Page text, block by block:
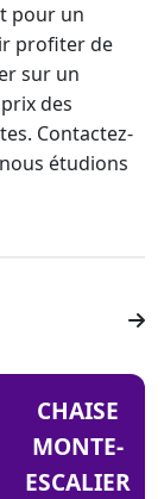
pour un
profiter de
sur un
des
Contactez-
étudions
CHAISE
MONTE-
ESCALIER